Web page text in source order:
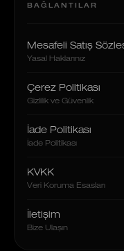
BAĞLANTILAR
Mesafeli Satış
Yasal Haklarınız
Çerez Politikası
Gizlilik ve Güvenlik
İade Politikası
İade Politikası
KVKK
Veri Koruma Esasları
İletişim
Bize Ulaşın